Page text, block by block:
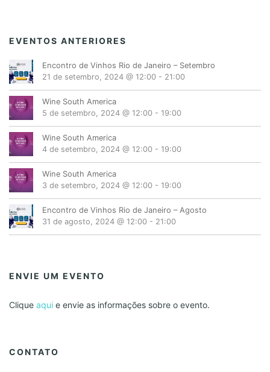
EVENTOS ANTERIORES
Encontro de Vinhos Rio de Janeiro – Setembro
21 de setembro, 2024 @ 12:00 - 21:00
Wine South America
5 de setembro, 2024 @ 12:00 - 19:00
Wine South America
4 de setembro, 2024 @ 12:00 - 19:00
Wine South America
3 de setembro, 2024 @ 12:00 - 19:00
Encontro de Vinhos Rio de Janeiro – Agosto
31 de agosto, 2024 @ 12:00 - 21:00
ENVIE UM EVENTO
Clique aqui e envie as informações sobre o evento.
CONTATO